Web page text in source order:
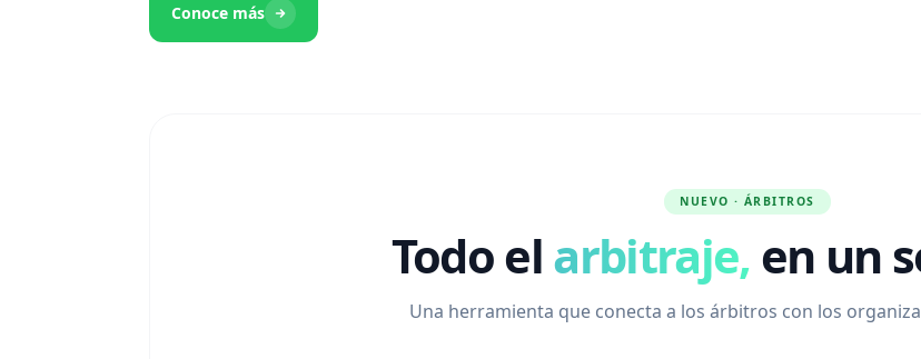
Conoce más
NUEVO · ÁRBITROS
Todo elarbitraje,en un
Una herramienta que conecta a los árbitros con los